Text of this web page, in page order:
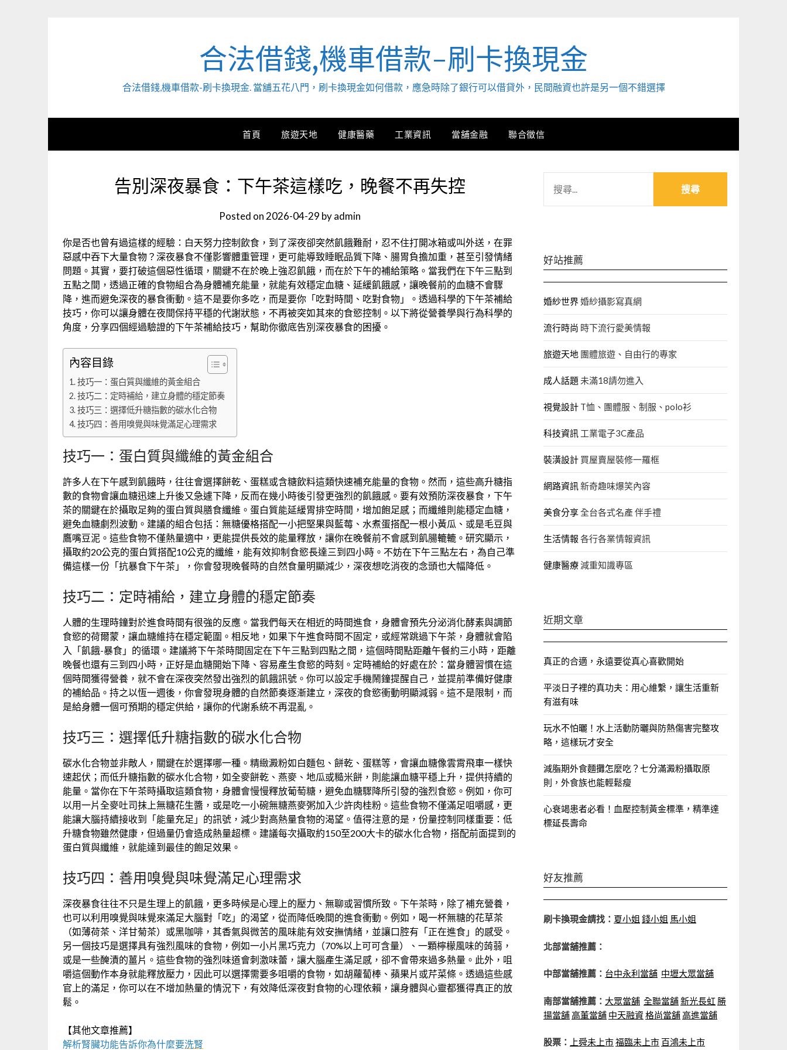
合法借錢,機車借款-刷卡換現金
合法借錢,機車借款-刷卡換現金. 當舖五花八門，刷卡換現金如何借款，應急時除了銀行可以借貸外，民間融資也許是另一個不錯選擇
首頁 旅遊天地 健康醫藥 工業資訊 當舖金融 聯合徵信
告別深夜暴食：下午茶這樣吃，晚餐不再失控
Posted on 2026-04-29 byadmin
你是否也曾有過這樣的經驗：白天努力控制飲食，到了深夜卻突然飢餓難耐，忍不住打開冰箱或叫外送，在罪
惡感中吞下大量食物？深夜暴食不僅影響體重管理，更可能導致睡眠品質下降、腸胃負擔加重，甚至引發情緒
問題。其實，要打破這個惡性循環，關鍵不在於晚上強忍飢餓，而在於下午的補給策略。當我們在下午三點到
五點之間，透過正確的食物組合為身體補充能量，就能有效穩定血糖、延緩飢餓感，讓晚餐前的血糖不會驟
降，進而避免深夜的暴食衝動。這不是要你多吃，而是要你「吃對時間、吃對食物」。透過科學的下午茶補給
技巧，你可以讓身體在夜間保持平穩的代謝狀態，不再被突如其來的食慾控制。以下將從營養學與行為科學的
角度，分享四個經過驗證的下午茶補給技巧，幫助你徹底告別深夜暴食的困擾。
內容目錄
技巧一：蛋白質與纖維的黃金組合
技巧二：定時補給，建立身體的穩定節奏
技巧三：選擇低升糖指數的碳水化合物
技巧四：善用嗅覺與味覺滿足心理需求
技巧一：蛋白質與纖維的黃金組合
許多人在下午感到飢餓時，往往會選擇餅乾、蛋糕或含糖飲料這類快速補充能量的食物。然而，這些高升糖指
數的食物會讓血糖迅速上升後又急遽下降，反而在幾小時後引發更強烈的飢餓感。要有效預防深夜暴食，下午
茶的關鍵在於攝取足夠的蛋白質與膳食纖維。蛋白質能延緩胃排空時間，增加飽足感；而纖維則能穩定血糖，
避免血糖劇烈波動。建議的組合包括：無糖優格搭配一小把堅果與藍莓、水煮蛋搭配一根小黃瓜、或是毛豆與
鷹嘴豆泥。這些食物不僅熱量適中，更能提供長效的能量釋放，讓你在晚餐前不會感到飢腸轆轆。研究顯示，
攝取約20公克的蛋白質搭配10公克的纖維，能有效抑制食慾長達三到四小時。不妨在下午三點左右，為自己準
備這樣一份「抗暴食下午茶」，你會發現晚餐時的自然食量明顯減少，深夜想吃消夜的念頭也大幅降低。
技巧二：定時補給，建立身體的穩定節奏
人體的生理時鐘對於進食時間有很強的反應。當我們每天在相近的時間進食，身體會預先分泌消化酵素與調節
食慾的荷爾蒙，讓血糖維持在穩定範圍。相反地，如果下午進食時間不固定，或經常跳過下午茶，身體就會陷
入「飢餓-暴食」的循環。建議將下午茶時間固定在下午三點到四點之間，這個時間點距離午餐約三小時，距離
晚餐也還有三到四小時，正好是血糖開始下降、容易產生食慾的時刻。定時補給的好處在於：當身體習慣在這
個時間獲得營養，就不會在深夜突然發出強烈的飢餓訊號。你可以設定手機鬧鐘提醒自己，並提前準備好健康
的補給品。持之以恆一週後，你會發現身體的自然節奏逐漸建立，深夜的食慾衝動明顯減弱。這不是限制，而
是給身體一個可預期的穩定供給，讓你的代謝系統不再混亂。
技巧三：選擇低升糖指數的碳水化合物
碳水化合物並非敵人，關鍵在於選擇哪一種。精緻澱粉如白麵包、餅乾、蛋糕等，會讓血糖像雲霄飛車一樣快
速起伏；而低升糖指數的碳水化合物，如全麥餅乾、燕麥、地瓜或糙米餅，則能讓血糖平穩上升，提供持續的
能量。當你在下午茶時攝取這類食物，身體會慢慢釋放葡萄糖，避免血糖驟降所引發的強烈食慾。例如，你可
以用一片全麥吐司抹上無糖花生醬，或是吃一小碗無糖燕麥粥加入少許肉桂粉。這些食物不僅滿足咀嚼感，更
能讓大腦持續接收到「能量充足」的訊號，減少對高熱量食物的渴望。值得注意的是，份量控制同樣重要：低
升糖食物雖然健康，但過量仍會造成熱量超標。建議每次攝取約150至200大卡的碳水化合物，搭配前面提到的
蛋白質與纖維，就能達到最佳的飽足效果。
技巧四：善用嗅覺與味覺滿足心理需求
深夜暴食往往不只是生理上的飢餓，更多時候是心理上的壓力、無聊或習慣所致。下午茶時，除了補充營養，
也可以利用嗅覺與味覺來滿足大腦對「吃」的渴望，從而降低晚間的進食衝動。例如，喝一杯無糖的花草茶
（如薄荷茶、洋甘菊茶）或黑咖啡，其香氣與微苦的風味能有效安撫情緒，並讓口腔有「正在進食」的感受。
另一個技巧是選擇具有強烈風味的食物，例如一小片黑巧克力（70%以上可可含量）、一顆檸檬風味的蒟蒻，
或是一些醃漬的薑片。這些食物的強烈味道會刺激味蕾，讓大腦產生滿足感，卻不會帶來過多熱量。此外，咀
嚼這個動作本身就能釋放壓力，因此可以選擇需要多咀嚼的食物，如胡蘿蔔棒、蘋果片或芹菜條。透過這些感
官上的滿足，你可以在不增加熱量的情況下，有效降低深夜對食物的心理依賴，讓身體與心靈都獲得真正的放
鬆。
【其他文章推薦】
解析腎臟功能告訴你為什麼要洗腎
關
好站推薦
婚紗世界婚紗攝影寫真網
流行時尚 時下流行愛美情報
旅遊天地 團體旅遊、自由行的專家‎
成人話題 未滿18請勿進入
視覺設計 T恤、團體服、制服、polo衫
科技資訊 工業電子3C產品
裝潢設計 買屋賣屋裝修一羅框
網路資訊 新奇趣味爆笑內容
美食分享全台各式名產 伴手禮
生活情報 各行各業情報資訊
健康醫療減重知識專區
近期文章
真正的合適，永遠要從真心喜歡開始
平淡日子裡的真功夫：用心維繫，讓生活重新
有滋有味
玩水不怕曬！水上活動防曬與防熱傷害完整攻
略，這樣玩才安全
減脂期外食麵攤怎麼吃？七分滿澱粉攝取原
則，外食族也能輕鬆瘦
心衰竭患者必看！血壓控制黃金標準，精準達
標延長壽命
好友推薦
刷卡換現金請找： 夏小姐 錢小姐 馬小姐
北部當舖推薦：
中部當舖推薦： 台中永利當舖 中壢大眾當舖
南部當舖推薦： 大眾當舖 全聯當舖新光長虹 勝
揚當舖高董當舖 中天融資格尚當舖高進當舖
股票： 上舜未上市福臨未上市 百鴻未上市